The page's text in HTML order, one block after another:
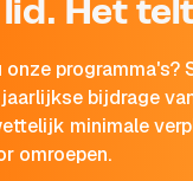
Het
onze programma's?
bijdrage
minimale
omroepen.